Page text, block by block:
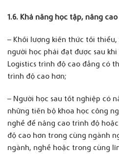
1.6. Khả năng học tập, nâng
– Khối lượng kiến thức tối
người học phải đạt được sau
Logistics trình độ cao đẳng có
trình độ cao hơn;
– Người học sau tốt nghiệp có
những tiến bộ khoa học công
nghề để nâng cao trình độ
độ cao hơn trong cùng ngành
ngành, nghề hoặc trong cùng